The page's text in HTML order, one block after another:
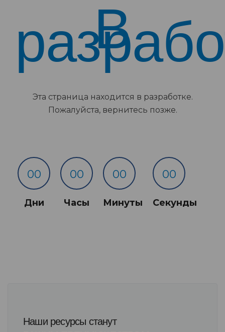
В
Эта страница находится в разработке.
Пожалуйста, вернитесь позже.
00
Дни
00
Часы
00
Минуты
00
Секунды
Наши ресурсы станут